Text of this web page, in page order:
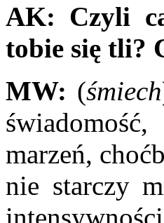
AK: Czyli
tobie się tli?
MW: (śmiech
marzeń,
nie starczy